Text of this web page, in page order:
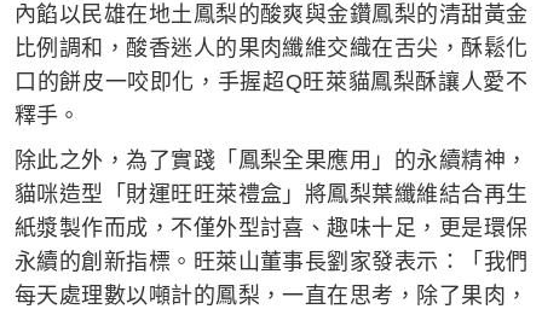
內餡以民雄在地土鳳梨的酸爽與金鑽鳳梨的清甜黃金
比例調和，酸香迷人的果肉纖維交織在舌尖，酥鬆化
口的餅皮一咬即化，手握超Q旺萊貓鳳梨酥讓人愛不
釋手。
除此之外，為了實踐「鳳梨全果應用」的永續精神，
貓咪造型「財運旺旺萊禮盒」將鳳梨葉纖維結合再生
紙漿製作而成，不僅外型討喜、趣味十足，更是環保
永續的創新指標。旺萊山董事長劉家發表示：「我們
每天處理數以噸計的鳳梨，一直在思考，除了果肉，